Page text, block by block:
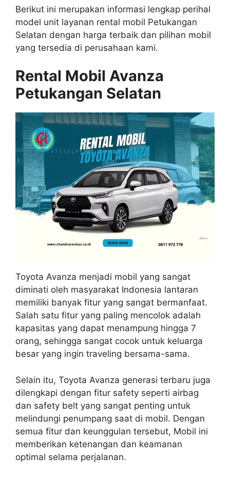
Berikut ini merupakan informasi lengkap perihal
model unit layanan rental mobil Petukangan
Selatan dengan harga terbaik dan pilihan mobil
yang tersedia di perusahaan kami.
Rental Mobil Avanza
Petukangan Selatan
Toyota Avanza menjadi mobil yang sangat
diminati oleh masyarakat Indonesia lantaran
memiliki banyak fitur yang sangat bermanfaat.
Salah satu fitur yang paling mencolok adalah
kapasitas yang dapat menampung hingga 7
orang, sehingga sangat cocok untuk keluarga
besar yang ingin traveling bersama-sama.
Selain itu, Toyota Avanza generasi terbaru juga
dilengkapi dengan fitur safety seperti airbag
dan safety belt yang sangat penting untuk
melindungi penumpang saat di mobil. Dengan
semua fitur dan keunggulan tersebut, Mobil ini
memberikan ketenangan dan keamanan
optimal selama perjalanan.